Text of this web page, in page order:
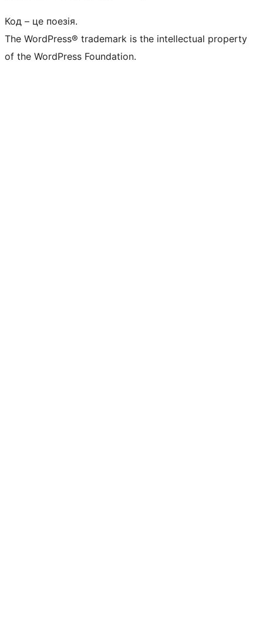
Код – це поезія.
The WordPress® trademark is the intellectual property
of the WordPress Foundation.